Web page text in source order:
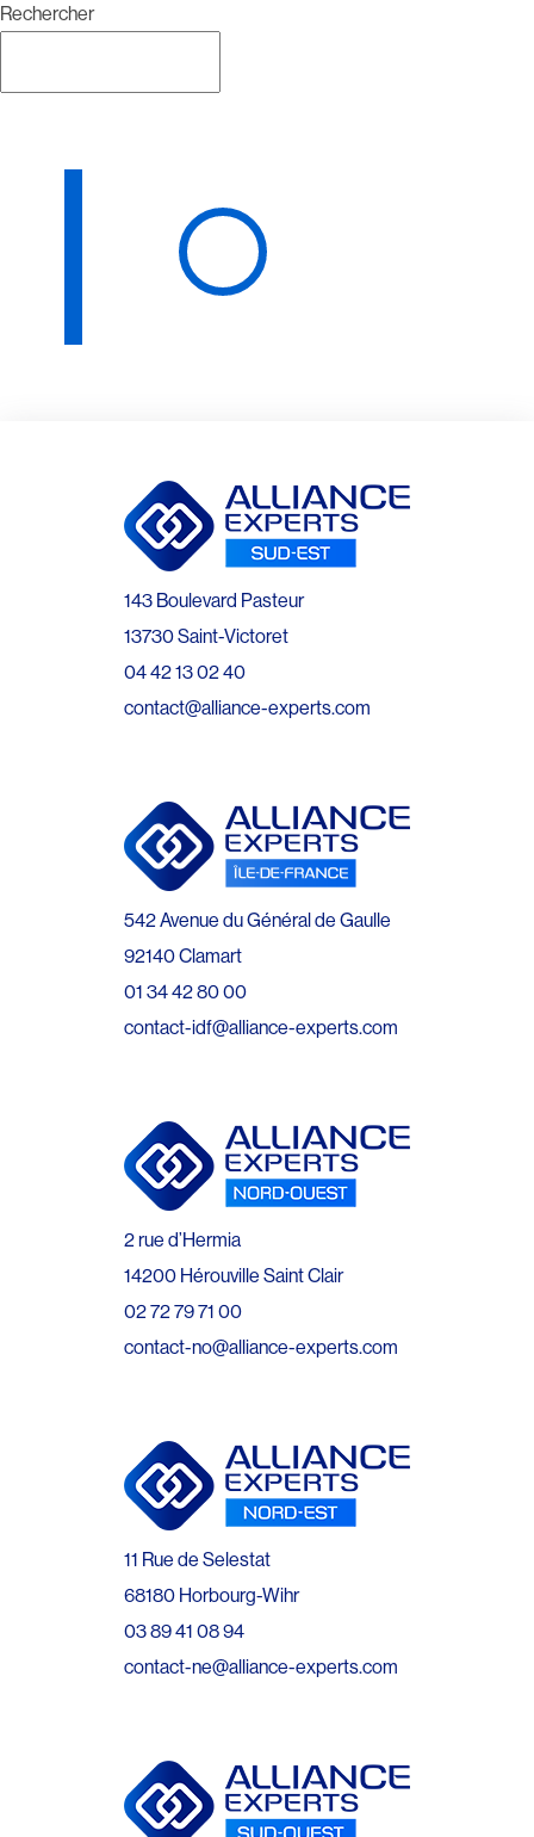
Rechercher
143 Boulevard Pasteur
13730 Saint-Victoret
04 42 13 02 40
contact@alliance-experts.com
542 Avenue du Général de Gaulle
92140 Clamart
01 34 42 80 00
contact-idf@alliance-experts.com
2 rue d’Hermia
14200 Hérouville Saint Clair
02 72 79 71 00
contact-no@alliance-experts.com
11 Rue de Selestat
68180 Horbourg-Wihr
03 89 41 08 94
contact-ne@alliance-experts.com